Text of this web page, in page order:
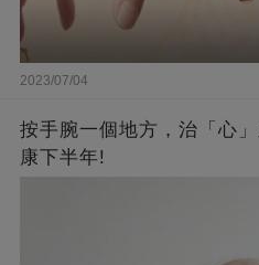
2023/07/04
按手腕一個地方，治「心
康下半年!